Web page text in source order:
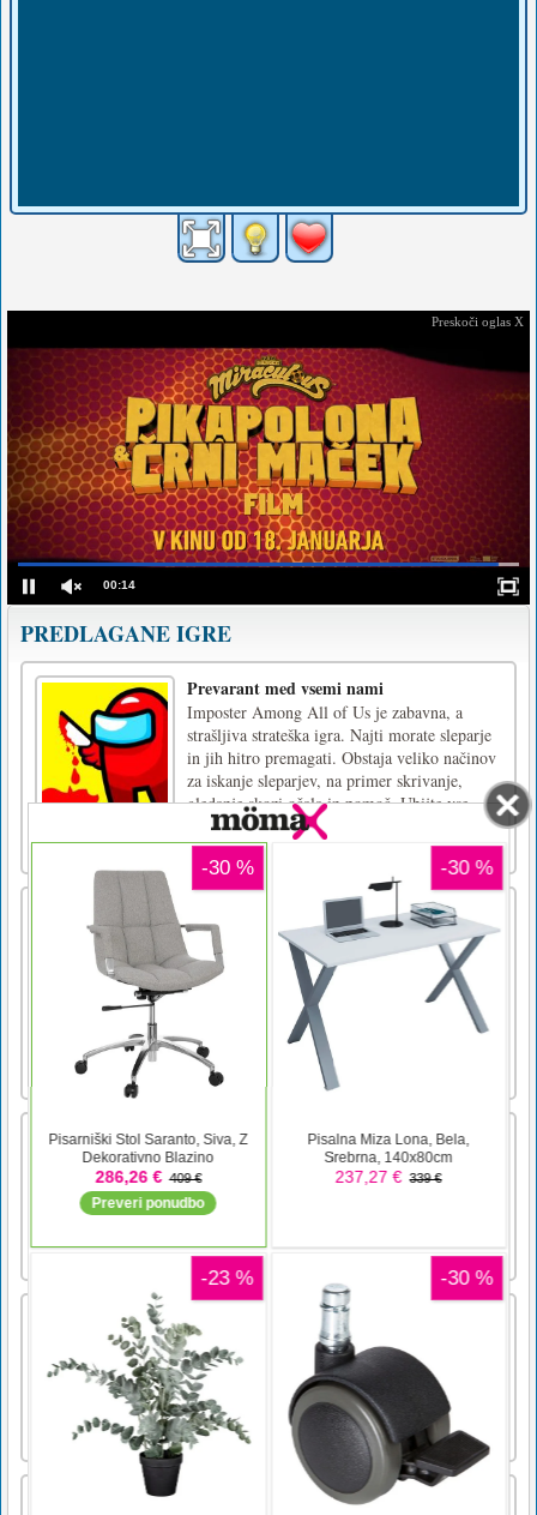
00:14
Preskoči oglas X
PREDLAGANE IGRE
Prevarant med vsemi nami
Imposter Among All of Us je zabavna, a
strašljiva strateška igra. Najti morate sleparje
in jih hitro premagati. Obstaja veliko načinov
za iskanje sleparjev, na primer skrivanje,
gledanje skozi očala in pomoč. Ubijte vse
sleparje, če želite preživeti! Ne pozabite
uporabiti koristn [...]
Sultan Match je klasična igra za ujemanje,
kjer morate povezati 3 ali več enakih
predmetov in si prislužiti točke. Če želite iti
na naslednjo stopnjo, morate narediti nekaj
točk. Pazi na čas in poskušaj doseči točko,
preskočiti raven. Poskusite preskočiti vseh
dvanajst stopenj in [...]
Snežna kraljica
Pomagajte zamrznjenim živalim v tej igri 3.
Zberite vse dele slike za prehod na naslednjo
stopnjo.
Ambulance Trucks Differences
Find seven differences between two pictures
with Ambulance trucks. Your time is limited
and you need to find them before time is out.
Use mouse to click on area with differences in
it.Use mouse to play
Ranger Vs Zombies | Mobilni prijazno |